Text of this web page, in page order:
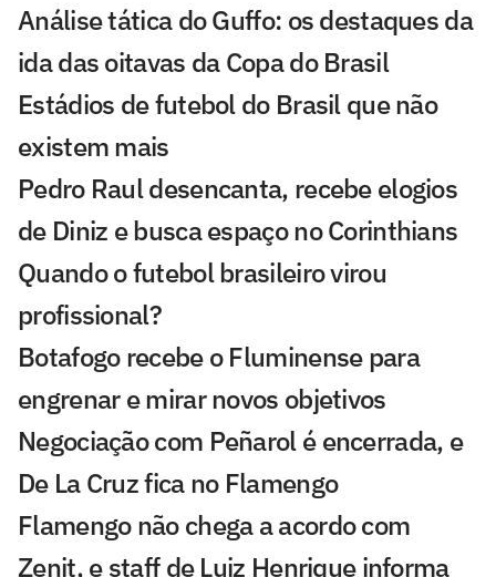
Análise tática do Guffo: os destaques da
ida das oitavas da Copa do Brasil
Estádios de futebol do Brasil que não
existem mais
Pedro Raul desencanta, recebe elogios
de Diniz e busca espaço no Corinthians
Quando o futebol brasileiro virou
profissional?
Botafogo recebe o Fluminense para
engrenar e mirar novos objetivos
Negociação com Peñarol é encerrada, e
De La Cruz fica no Flamengo
Flamengo não chega a acordo com
Zenit, e staff de Luiz Henrique informa